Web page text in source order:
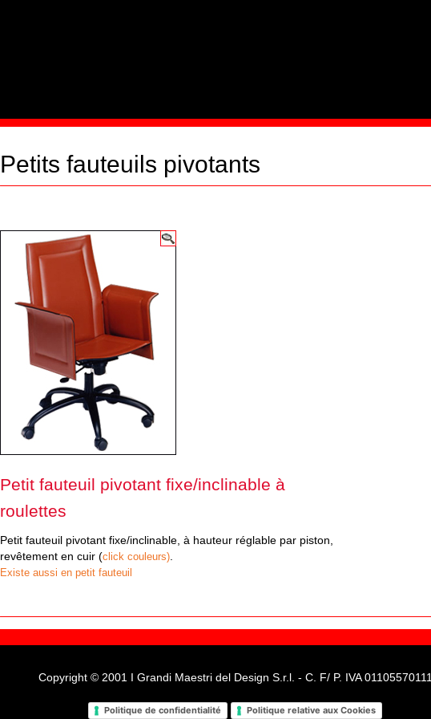
Petits fauteuils pivotants
Petit fauteuil pivotant fixe/inclinable à
roulettes
Petit fauteuil pivotant fixe/inclinable, à hauteur réglable par piston,
revêtement en cuir (click couleurs)
Existe aussi en petit fauteuil
Copyright © 2001 I Grandi Maestri del Design S.r.l. - C. F/ P. IVA 01105570111
Politique de confidentialité Politique relative aux Cookies